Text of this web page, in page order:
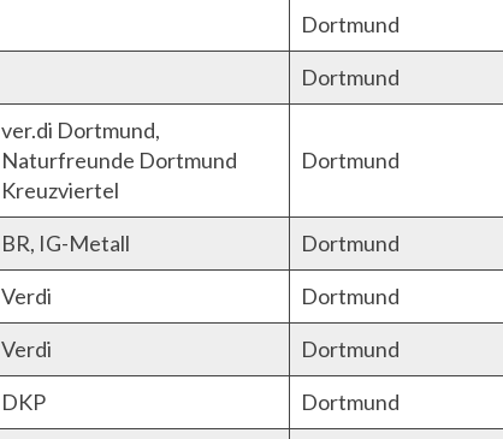
Dortmund
Dortmund
ver.di Dortmund,
Naturfreunde Dortmund
Kreuzviertel
Dortmund
BR, IG-Metall
Dortmund
Verdi
Dortmund
Verdi
Dortmund
DKP
Dortmund